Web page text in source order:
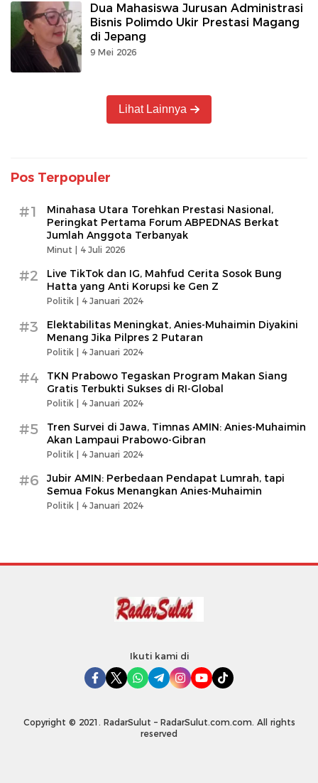
Dua Mahasiswa Jurusan Administrasi
Bisnis Polimdo Ukir Prestasi Magang
di Jepang
9 Mei 2026
Lihat Lainnya
Pos Terpopuler
#1
Minahasa Utara Torehkan Prestasi Nasional,
Peringkat Pertama Forum ABPEDNAS Berkat
Jumlah Anggota Terbanyak
Minut | 4 Juli 2026
#2
Live TikTok dan IG, Mahfud Cerita Sosok Bung
Hatta yang Anti Korupsi ke Gen Z
Politik | 4 Januari 2024
#3
Elektabilitas Meningkat, Anies-Muhaimin Diyakini
Menang Jika Pilpres 2 Putaran
Politik | 4 Januari 2024
#4
TKN Prabowo Tegaskan Program Makan Siang
Gratis Terbukti Sukses di RI-Global
Politik | 4 Januari 2024
#5
Tren Survei di Jawa, Timnas AMIN: Anies-Muhaimin
Akan Lampaui Prabowo-Gibran
Politik | 4 Januari 2024
#6
Jubir AMIN: Perbedaan Pendapat Lumrah, tapi
Semua Fokus Menangkan Anies-Muhaimin
Politik | 4 Januari 2024
Ikuti kami di
Copyright © 2021. RadarSulut – RadarSulut.com.com. All rights
reserved